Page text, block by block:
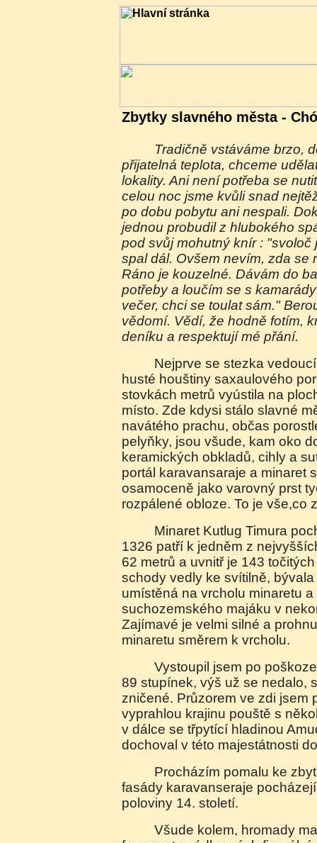
Zbytky slavného města -
Tradičně vstáváme brzo, dokud je ještě
přijatelná teplota, chceme
lokality. Ani není potřeba se
celou noc jsme kvůli snad
po dobu pobytu ani nespali.
jednou probudil z hlubokého
pod svůj mohutný knír : "svoloč
spal dál. Ovšem nevím, zda se
Ráno je kouzelné. Dávám do
potřeby a loučím se s
večer, chci se toulat sám."
vědomí. Vědí, že hodně fotím,
deníku a respektují mé přání.
Nejprve se stezka vedoucí od jurty stáčí do
husté houštiny saxaulového
stovkách metrů vyústila na
místo. Zde kdysi stálo slavné
navátého prachu, občas
pelyňky, jsou všude, kam oko
keramických obkladů, cihly a
portál karavansaraje a minaret
osamoceně jako varovný prst
rozpálené obloze. To je vše,co
Minaret Kutlug Timura pocházející z let 1321-
1326 patří k jedněm z
62 metrů a uvnitř je 143
schody vedly ke svítilně,
umístěná na vrcholu minaretu
suchozemského majáku v
Zajímavé je velmi silné a
minaretu směrem k vrcholu.
Vystoupil jsem po poškozených schodech až na
89 stupínek, výš už se nedalo,
zničené. Průzorem ve zdi jsem
vyprahlou krajinu pouště s
v dálce se třpytící hladinou
dochoval v této majestátnosti
Procházím pomalu ke zbytku průčelí hlavní
fasády karavanseraje
poloviny 14. století.
Všude kolem, hromady majolikových obkladů s